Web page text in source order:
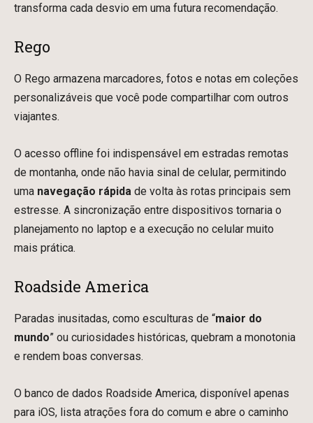
transforma cada desvio em uma futura recomendação.
Rego
O Rego armazena marcadores, fotos e notas em coleções
personalizáveis que você pode compartilhar com outros
viajantes.
O acesso offline foi indispensável em estradas remotas
de montanha, onde não havia sinal de celular, permitindo
uma navegação rápida de volta às rotas principais sem
estresse. A sincronização entre dispositivos tornaria o
planejamento no laptop e a execução no celular muito
mais prática.
Roadside America
Paradas inusitadas, como esculturas de “maior do
mundo” ou curiosidades históricas, quebram a monotonia
e rendem boas conversas.
O banco de dados Roadside America, disponível apenas
para iOS, lista atrações fora do comum e abre o caminho